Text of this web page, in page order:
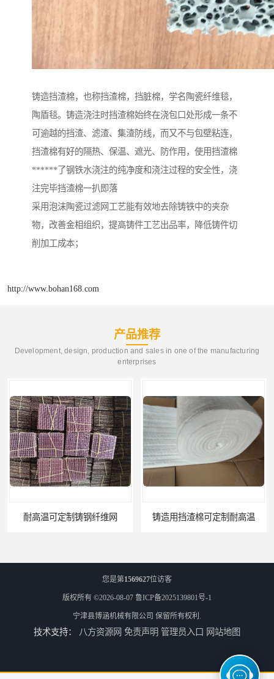
铸造挡渣棉，也称挡渣棉，挡脏棉，学名陶瓷纤维毯，
陶盾毯。铸造浇注时挡渣棉始终在浇包口处形成一条不
可逾越的挡渣、滤渣、集渣防线，而又不与包壁粘连，
挡渣棉有好的隔热、保温、遮光、防作用，使用挡渣棉
******了钢铁水浇注的纯净度和浇注过程的安全性，浇
注完毕挡渣棉一扒即落
采用泡沫陶瓷过滤网工艺能有效地去除铸铁中的夹杂
物，改善金相组织，提高铸件工艺出品率，降低铸件切
削加工成本；
http://www.bohan168.com
产品推荐
Development, design, production and sales in one of the manufacturing
enterprises
铸造用挡渣棉可定制耐高温
西安铸造过滤网 延安铸造过滤网
您是第1569627位访客
版权所有 ©2026-08-07 鲁ICP备2025139801号-1
宁津县博涵机械有限公司 保留所有权利.
技术支持： 八方资源网 免责声明 管理员入口 网站地图